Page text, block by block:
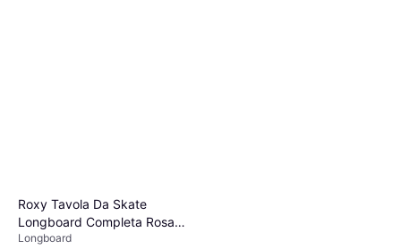
Roxy Tavola Da Skate
Longboard Completa Rosa
Donna
Longboard